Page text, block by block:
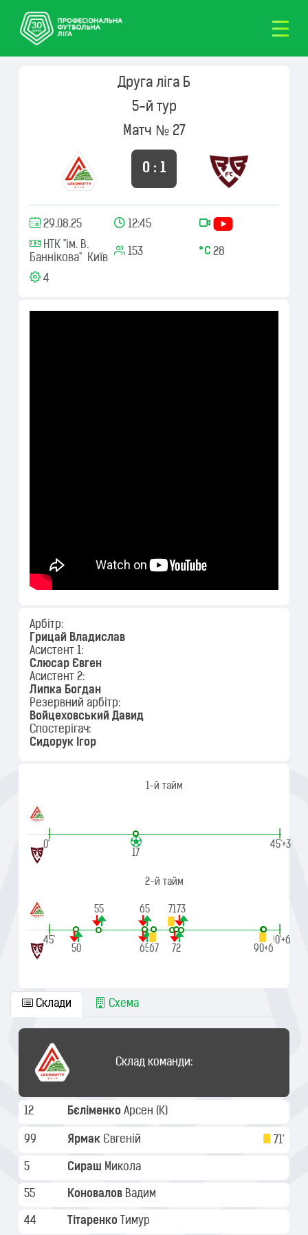
Друга ліга Б
5-й тур
Матч № 27
0 : 1
29.08.25
12:45
НТК "ім. В.
Баннікова" Київ
153 28
4
Арбітр:
Грицай Владислав
Асистент 1:
Слюсар Євген
Асистент 2:
Липка Богдан
Резервний арбітр:
Войцеховський Давид
Спостерігач:
Сидорук Ігор
1-й тайм
|
0'
17
|
45'+3
2-й тайм
55 65 7173
|
45'
50
6567 72 90+1
90+4
90+6
|
90'+6
Склади Схема
Склад команди:
12 Бєліменко Арсен (K)
99 Ярмак Євгеній 71'
5 Сираш Микола
55 Коновалов Вадим
44 Тітаренко Тимур